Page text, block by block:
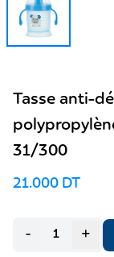
Tasse anti-
31/300
21.000 DT
- +